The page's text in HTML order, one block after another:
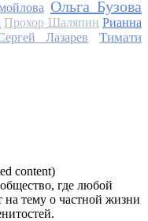
Ольга Бузова
Прохор Шаляпин Рианна
Лазарев
Тимати
content)
где любой
тему о частной жизни